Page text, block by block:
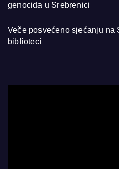
genocida u Srebrenici
Veče posvećeno sjećanju na
biblioteci